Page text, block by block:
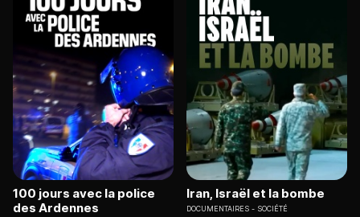
100 jours avec la police
des Ardennes
Iran, Israël et la bombe
DOCUMENTAIRES SOCIÉTÉ